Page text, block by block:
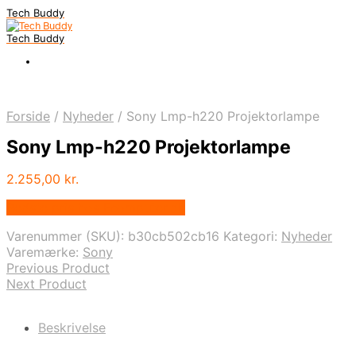
Tech Buddy
Tech Buddy
Forside / Nyheder / Sony Lmp-h220 Projektorlampe
Sony Lmp-h220 Projektorlampe
2.255,00 kr.
Varenummer (SKU): b30cb502cb16 Kategori: Nyheder
Varemærke: Sony
Previous Product
Next Product
Beskrivelse